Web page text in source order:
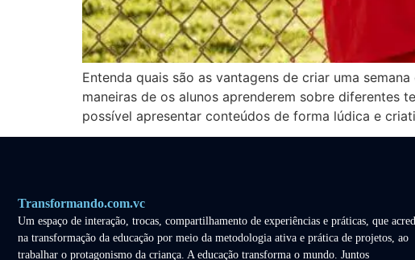
Entenda quais são as vantagens de criar uma
maneiras de os alunos aprenderem sobre diferentes
possível apresentar conteúdos de forma lúdica e
Transformando.com.vc
Um espaço de interação, trocas, compartilhamento de experiências e práticas, que
na transformação da educação por meio da metodologia ativa e prática de projetos, ao
trabalhar o protagonismo da criança. A educação transforma o mundo. Juntos